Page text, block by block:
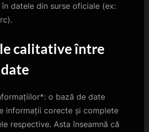
datele din surse oficiale (ex:
calitative între
o bază de date
informații corecte și complete
respective. Asta înseamnă că